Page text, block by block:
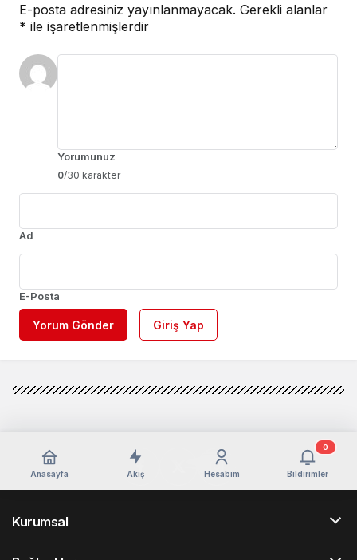
E-posta adresiniz yayınlanmayacak. Gerekli alanlar
* ile işaretlenmişlerdir
Yorumunuz
0/30 karakter
Ad
E-Posta
Yorum Gönder Giriş Yap
Anasayfa Akış Hesabım Bildirimler
0
Kurumsal